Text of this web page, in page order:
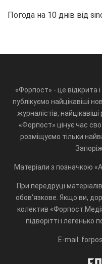
Погода на 10 днів від
«Форпост» - це відкрита
публікуємо найцікавіші
журналістів,
«Форпост» цінує час
розміщуємо тільки
Матеріали з позначкою
При передруці
обов'язкове. Якщо ви,
колектив
підворітті і
E-mail: